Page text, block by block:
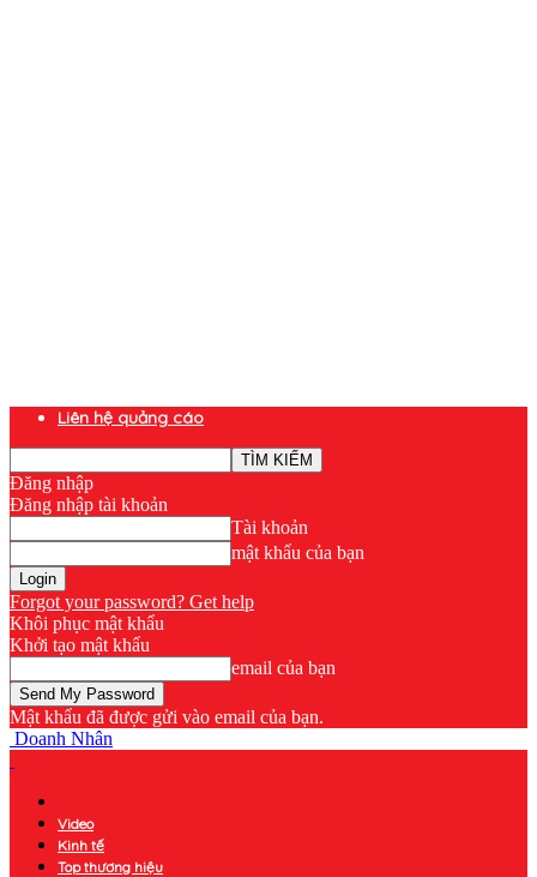
Liên hệ quảng cáo
Đăng nhập
Đăng nhập tài khoản
Tài khoản
mật khẩu của bạn
Forgot your password? Get help
Khôi phục mật khẩu
Khởi tạo mật khẩu
email của bạn
Mật khẩu đã được gửi vào email của bạn.
Doanh Nhân
Video
Kinh tế
Top thương hiệu